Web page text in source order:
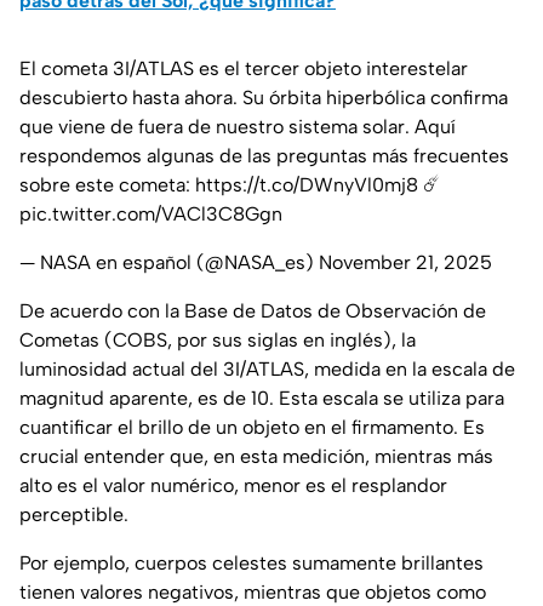
El cometa 3I/ATLAS es el tercer objeto interestelar
descubierto hasta ahora. Su órbita hiperbólica confirma
que viene de fuera de nuestro sistema solar. Aquí
respondemos algunas de las preguntas más frecuentes
sobre este cometa: https://t.co/DWnyVl0mj8 ☄️
pic.twitter.com/VACl3C8Ggn
— NASA en español (@NASA_es) November 21, 2025
De acuerdo con la Base de Datos de Observación de
Cometas (COBS, por sus siglas en inglés), la
luminosidad actual del 3I/ATLAS, medida en la escala de
magnitud aparente, es de 10. Esta escala se utiliza para
cuantificar el brillo de un objeto en el firmamento. Es
crucial entender que, en esta medición, mientras más
alto es el valor numérico, menor es el resplandor
perceptible.
Por ejemplo, cuerpos celestes sumamente brillantes
tienen valores negativos, mientras que objetos como